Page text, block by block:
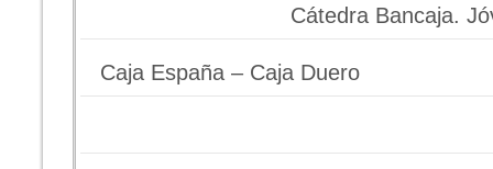
Cátedra Bancaja.
Caja España – Caja Duero